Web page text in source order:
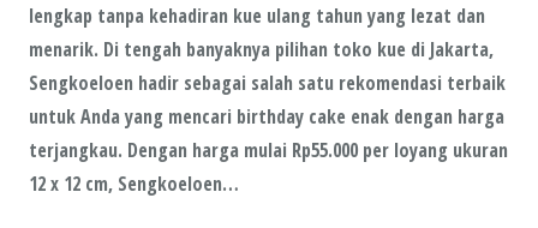
lengkap tanpa kehadiran kue ulang tahun yang lezat dan
menarik. Di tengah banyaknya pilihan toko kue di Jakarta,
Sengkoeloen hadir sebagai salah satu rekomendasi terbaik
untuk Anda yang mencari birthday cake enak dengan harga
terjangkau. Dengan harga mulai Rp55.000 per loyang ukuran
12 x 12 cm, Sengkoeloen…